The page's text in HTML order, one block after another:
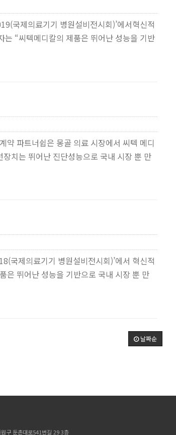
국제의료기기 병원설비전시회)’에서혁신적
“씨텍메디칼의 제품은 뛰어난 성능을 기반
약 파트너쉽은 몽골 의료 시장에서 씨텍 메디
치는 뛰어난 진단성능으로 국내 시장 뿐 만
국제의료기기 병원설비전시회)’에서 혁신적
은 뛰어난 성능을 기반으로 국내 시장 뿐 만
날짜순
구 둔촌대로541번길 29 3층